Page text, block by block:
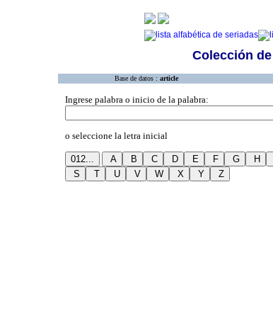
Colección
Base de datos : article
Ingrese palabra o inicio de la palabra:
o seleccione la letra inicial